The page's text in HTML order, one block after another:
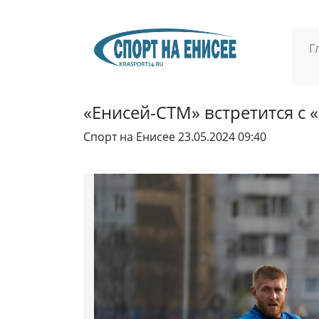
«Енисей-СТМ» встретится
Спорт на Енисее23.05.2024 09:40